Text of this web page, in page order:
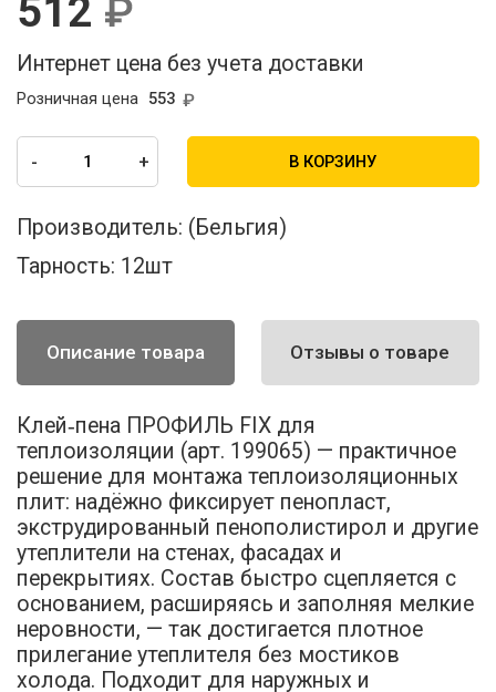
512
Интернет цена без учета доставки
553
Розничная цена
- + В КОРЗИНУ
Производитель: (Бельгия)
Тарность: 12шт
Описание товара Отзывы о товаре
Клей‑пена ПРОФИЛЬ FIX для
теплоизоляции (арт. 199065) — практичное
решение для монтажа теплоизоляционных
плит: надёжно фиксирует пенопласт,
экструдированный пенополистирол и другие
утеплители на стенах, фасадах и
перекрытиях. Состав быстро сцепляется с
основанием, расширяясь и заполняя мелкие
неровности, — так достигается плотное
прилегание утеплителя без мостиков
холода. Подходит для наружных и